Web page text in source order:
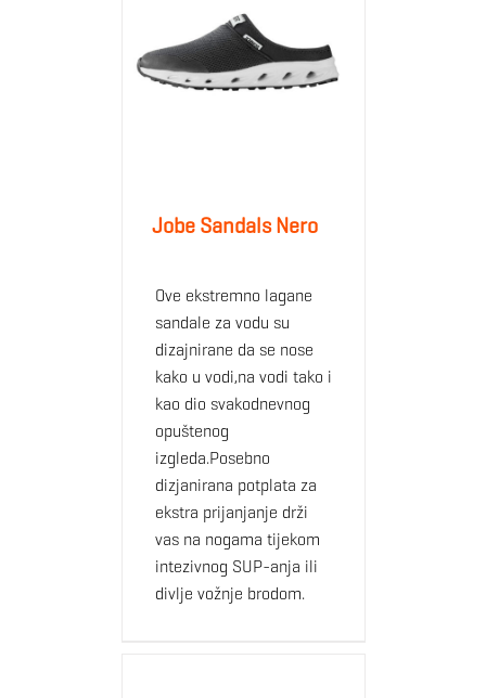
Jobe Sandals Nero
Ove ekstremno lagane
sandale za vodu su
dizajnirane da se nose
kako u vodi,na vodi tako i
kao dio svakodnevnog
opuštenog
izgleda.Posebno
dizjanirana potplata za
ekstra prijanjanje drži
vas na nogama tijekom
intezivnog SUP-anja ili
divlje vožnje brodom.